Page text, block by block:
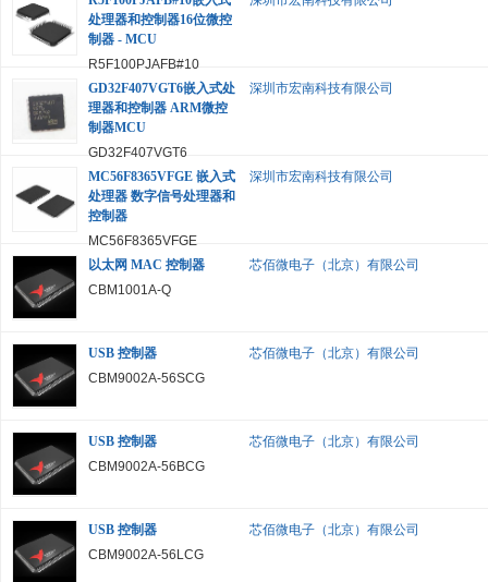
处理器和控制器16位微控
制器 - MCU
R5F100PJAFB#10
GD32F407VGT6嵌入式处
理器和控制器 ARM微控
制器MCU
GD32F407VGT6
深圳市宏南科技有限公司
MC56F8365VFGE 嵌入式
处理器 数字信号处理器和
控制器
MC56F8365VFGE
深圳市宏南科技有限公司
以太网 MAC 控制器
CBM1001A-Q
芯佰微电子（北京）有限公司
USB 控制器
CBM9002A-56SCG
芯佰微电子（北京）有限公司
USB 控制器
CBM9002A-56BCG
芯佰微电子（北京）有限公司
USB 控制器
CBM9002A-56LCG
芯佰微电子（北京）有限公司